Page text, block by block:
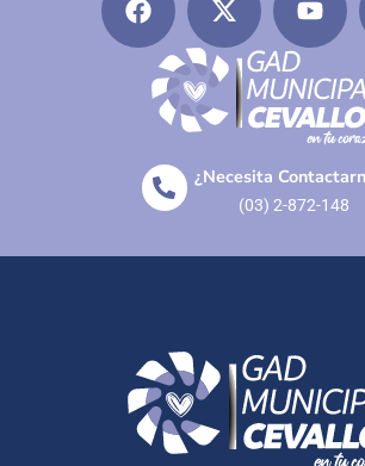
¿Necesita
(03) 2-872-148